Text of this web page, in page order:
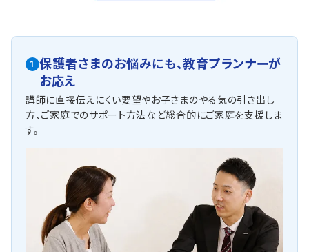
1 保護者さまのお悩みにも、教育プランナーが
お応え
講師に直接伝えにくい要望やお子さまのやる気の引き出し
方、ご家庭でのサポート方法など総合的にご家庭を支援しま
す。